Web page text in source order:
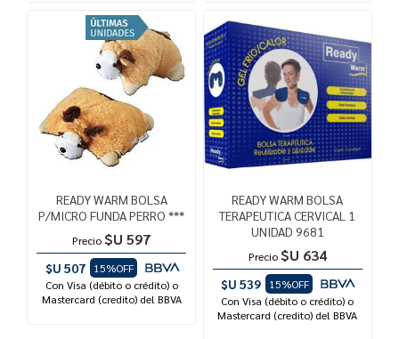
READY WARM BOLSA
P/MICRO FUNDA PERRO ***
Precio $U 597
$U 507
15%OFF
Con Visa (débito o crédito) o
Mastercard (credito) del BBVA
READY WARM BOLSA
TERAPEUTICA CERVICAL 1
UNIDAD 9681
Precio $U 634
$U 539
15%OFF
Con Visa (débito o crédito) o
Mastercard (credito) del BBVA